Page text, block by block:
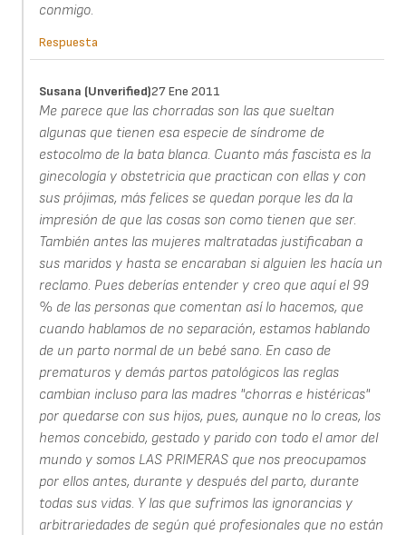
conmigo.
Respuesta
Susana (unverified)27 Ene 2011
Me parece que las chorradas son las que sueltan
algunas que tienen esa especie de síndrome de
estocolmo de la bata blanca. Cuanto más fascista es la
ginecología y obstetricia que practican con ellas y con
sus prójimas, más felices se quedan porque les da la
impresión de que las cosas son como tienen que ser.
También antes las mujeres maltratadas justificaban a
sus maridos y hasta se encaraban si alguien les hacía un
reclamo. Pues deberías entender y creo que aquí el 99
% de las personas que comentan así lo hacemos, que
cuando hablamos de no separación, estamos hablando
de un parto normal de un bebé sano. En caso de
prematuros y demás partos patológicos las reglas
cambian incluso para las madres "chorras e histéricas"
por quedarse con sus hijos, pues, aunque no lo creas, los
hemos concebido, gestado y parido con todo el amor del
mundo y somos LAS PRIMERAS que nos preocupamos
por ellos antes, durante y después del parto, durante
todas sus vidas. Y las que sufrimos las ignorancias y
arbitrariedades de según qué profesionales que no están